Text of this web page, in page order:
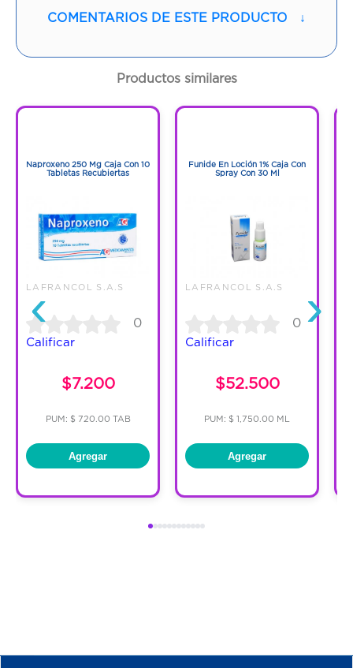
20 Cápsulas
Código:1265242
COMENTARIOS DE ESTE PRODUCTO ↓
Productos similares
‹
Naproxeno 250 Mg Caja Con 10
Tabletas Recubiertas
LAFRANCOL S.A.S
0
Calificar
$7.200
PUM: $ 720.00 TAB
Agregar
Funide En Loción 1% Caja Con
Spray Con 30 Ml
LAFRANCOL S.A.S
0
Calificar
$52.500
PUM: $ 1,750.00 ML
Agregar
›